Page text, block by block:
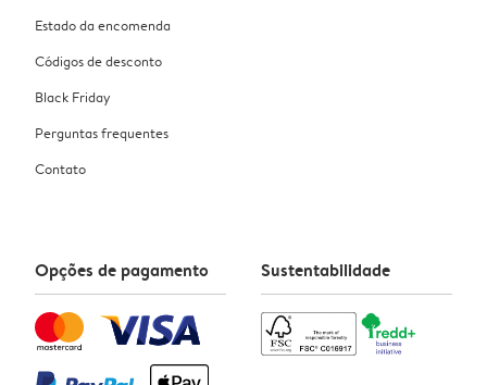
Estado da encomenda
Códigos de desconto
Black Friday
Perguntas frequentes
Contato
Opções de pagamento Sustentabilidade